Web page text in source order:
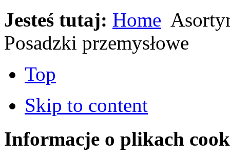
Jesteś tutaj: Home
Posadzki przemysłowe
Top
Skip to content
Informacje o plikach